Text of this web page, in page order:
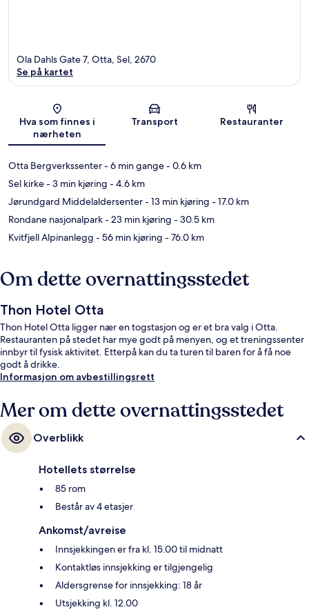
Kart
Ola Dahls Gate 7, Otta, Sel, 2670
Se på kartet
Hva som finnes i
nærheten
Transport Restauranter
Otta Bergverkssenter- 6 min gange- 0.6 km
Sel kirke- 3 min kjøring - 4.6 km
Jørundgard Middelaldersenter- 13 min kjøring - 17.0 km
Rondane nasjonalpark- 23 min kjøring - 30.5 km
Kvitfjell Alpinanlegg - 56 min kjøring - 76.0 km
Om dette overnattingsstedet
Thon Hotel Otta
Thon Hotel Otta ligger nær en togstasjon og er et bra valg i Otta.
Restauranten på stedet har mye godt på menyen, og et treningssenter
innbyr til fysisk aktivitet. Etterpå kan du ta turen til baren for å få noe
godt å drikke.
Informasjon om avbestillingsrett
Mer om dette overnattingsstedet
Overblikk
Hotellets størrelse
85 rom
Består av 4 etasjer
Ankomst/avreise
Innsjekkingen er fra kl. 15.00 til midnatt
Kontaktløs innsjekking er tilgjengelig
Aldersgrense for innsjekking: 18 år
Utsjekking kl. 12.00